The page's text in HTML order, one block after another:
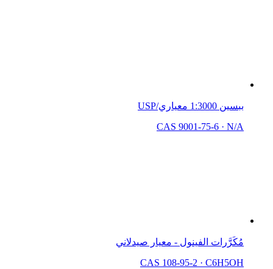
ببسين 1:3000 معياري/USP
CAS 9001-75-6 · N/A
مُكَرَّرات الفينول - معيار صيدلاني
CAS 108-95-2 · C6H5OH